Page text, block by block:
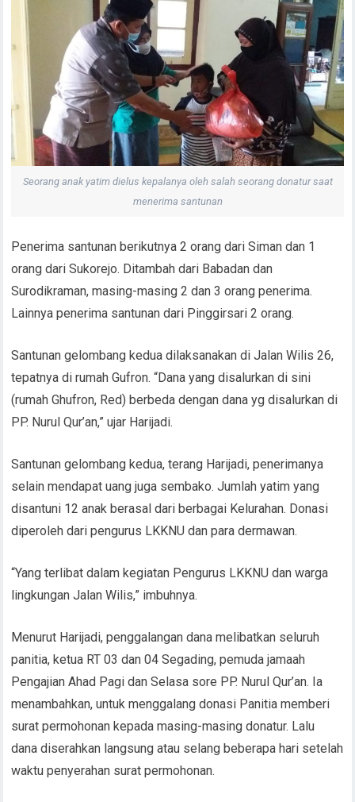
Seorang anak yatim dielus kepalanya oleh salah seorang donatur saat
menerima santunan
Penerima santunan berikutnya 2 orang dari Siman dan 1
orang dari Sukorejo. Ditambah dari Babadan dan
Surodikraman, masing-masing 2 dan 3 orang penerima.
Lainnya penerima santunan dari Pinggirsari 2 orang.
Santunan gelombang kedua dilaksanakan di Jalan Wilis 26,
tepatnya di rumah Gufron. “Dana yang disalurkan di sini
(rumah Ghufron, Red) berbeda dengan dana yg disalurkan di
PP. Nurul Qur’an,” ujar Harijadi.
Santunan gelombang kedua, terang Harijadi, penerimanya
selain mendapat uang juga sembako. Jumlah yatim yang
disantuni 12 anak berasal dari berbagai Kelurahan. Donasi
diperoleh dari pengurus LKKNU dan para dermawan.
“Yang terlibat dalam kegiatan Pengurus LKKNU dan warga
lingkungan Jalan Wilis,” imbuhnya.
Menurut Harijadi, penggalangan dana melibatkan seluruh
panitia, ketua RT 03 dan 04 Segading, pemuda jamaah
Pengajian Ahad Pagi dan Selasa sore PP. Nurul Qur’an. Ia
menambahkan, untuk menggalang donasi Panitia memberi
surat permohonan kepada masing-masing donatur. Lalu
dana diserahkan langsung atau selang beberapa hari setelah
waktu penyerahan surat permohonan.